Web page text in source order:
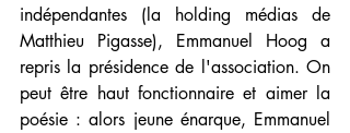
indépendantes (la holding médias de
Matthieu Pigasse), Emmanuel Hoog a
repris la présidence de l'association. On
peut être haut fonctionnaire et aimer la
poésie : alors jeune énarque, Emmanuel